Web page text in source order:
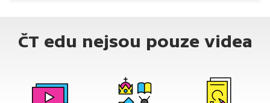
ČT edu nejsou pouze videa